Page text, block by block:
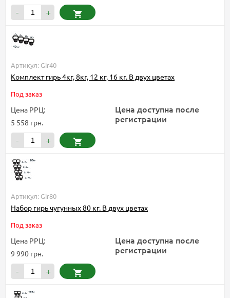
- +
Артикул: Gir40
Комплект гирь 4кг, 8кг, 12 кг, 16 кг. В двух цветах
Под заказ
Цена РРЦ:
5 558 грн.
Цена доступна после
регистрации
- +
Артикул: Gir80
Набор гирь чугунных 80 кг. В двух цветах
Под заказ
Цена РРЦ:
9 990 грн.
Цена доступна после
регистрации
- +